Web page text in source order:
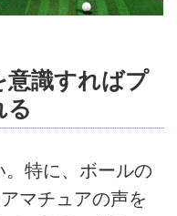
意識すればプ
る
特に、ボールの
マチュアの声を